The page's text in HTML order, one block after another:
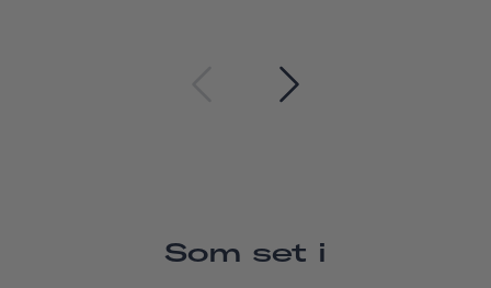
Som set i